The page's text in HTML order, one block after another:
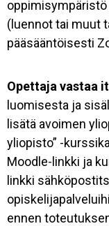
(luennot tai muut
pääsääntöisesti
Opettaja vastaa
luomisesta ja
lisätä avoimen
yliopisto” -
Moodle-linkki ja
linkki
ennen